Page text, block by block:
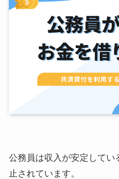
公務員は収入が安定してい
止されています。